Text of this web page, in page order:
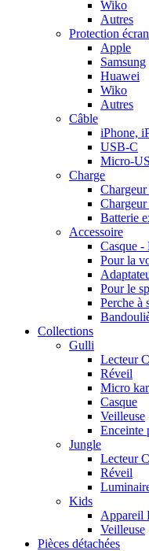
Wiko
Autres
Protection écran
Apple
Samsung
Huawei
Wiko
Autres
Câble
iPhone,
USB-C
Micro-
Charge
Chargeur
Batterie
Accessoire
Casque -
Pour la
Pour le
Perche à
Collections
Gulli
Lecteur
Réveil
Micro
Casque
Veilleuse
Enceinte
Jungle
Lecteur
Réveil
Kids
Appareil
Veilleuse
Pièces détachées